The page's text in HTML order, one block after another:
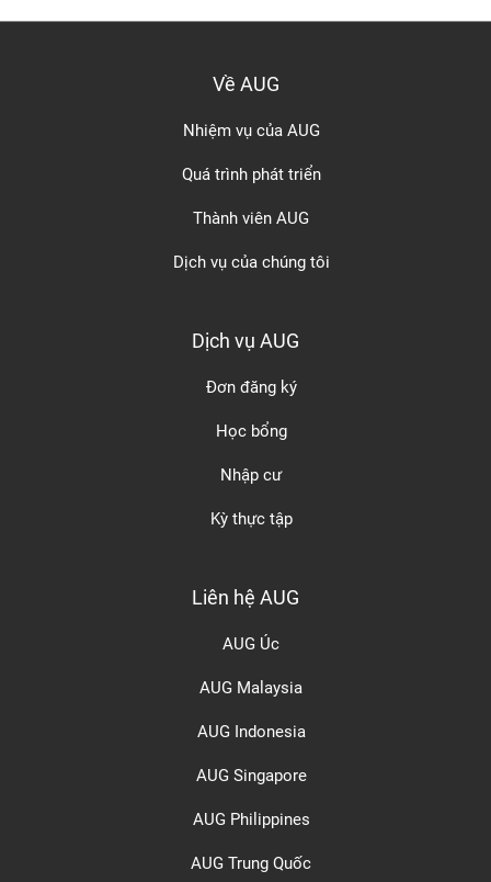
Về AUG
Nhiệm vụ của AUG
Quá trình phát triển
Thành viên AUG
Dịch vụ của chúng tôi
Dịch vụ AUG
Đơn đăng ký
Học bổng
Nhập cư
Kỳ thực tập
Liên hệ AUG
AUG Úc
AUG Malaysia
AUG Indonesia
AUG Singapore
AUG Philippines
AUG Trung Quốc